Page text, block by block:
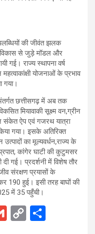
की जीवंत झलक
विकास से जुड़े मॉडल और
गई। राज्य स्थापना वर्ष
योजनाओं के प्रभाव
गया।
छत्तीसगढ़ में अब तक
मियावाकी सूक्ष्म वन,ग्रीन
संकेत ऐप एवं गजरथ यात्रा
गया। इसके अतिरिक्त
का मूल्यवर्धन,राज्य के
कांगेर घाटी की कुटुमसर
दी गई। प्रदर्शनी में विशेष तौर
संरक्षण प्रयासों के
190 हुई। इसी तरह बाघों की
में 35 पहुँची।
G
C